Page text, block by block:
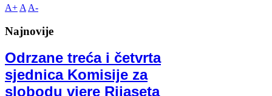
A+ A A-
Najnovije
Odrzane treća i četvrta
sjednica Komisije za
slobodu vjere Rijaseta